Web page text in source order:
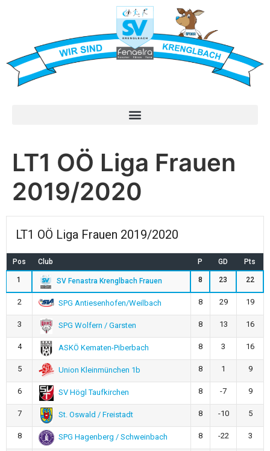
LT1 OÖ Liga Frauen
2019/2020
LT1 OÖ Liga Frauen 2019/2020
Pos Club P GD Pts
1 SV Fenastra Krenglbach Frauen 8 23 22
2 SPG Antiesenhofen/Weilbach 8 29 19
3 SPG Wolfern / Garsten 8 13 16
4 ASKÖ Kematen-Piberbach 8 3 16
5 Union Kleinmünchen 1b 8 1 9
6 SV Högl Taufkirchen 8 -7 9
7 St. Oswald / Freistadt 8 -10 5
8 SPG Hagenberg / Schweinbach 8 -22 3